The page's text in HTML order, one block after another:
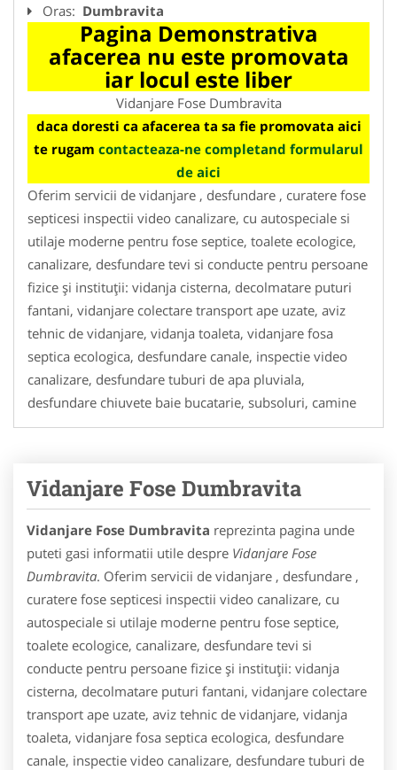
Oras: Dumbravita
Pagina Demonstrativa
afacerea nu este promovata
iar locul este liber
Vidanjare Fose Dumbravita
daca doresti ca afacerea ta sa fie promovata aici
te rugam contacteaza-ne completand formularul
de aici
Oferim servicii de vidanjare , desfundare , curatere fose
septicesi inspectii video canalizare, cu autospeciale si
utilaje moderne pentru fose septice, toalete ecologice,
canalizare, desfundare tevi si conducte pentru persoane
fizice și instituții: vidanja cisterna, decolmatare puturi
fantani, vidanjare colectare transport ape uzate, aviz
tehnic de vidanjare, vidanja toaleta, vidanjare fosa
septica ecologica, desfundare canale, inspectie video
canalizare, desfundare tuburi de apa pluviala,
desfundare chiuvete baie bucatarie, subsoluri, camine
Vidanjare Fose Dumbravita
Vidanjare Fose Dumbravita reprezinta pagina unde
puteti gasi informatii utile despre Vidanjare Fose
Dumbravita. Oferim servicii de vidanjare , desfundare ,
curatere fose septicesi inspectii video canalizare, cu
autospeciale si utilaje moderne pentru fose septice,
toalete ecologice, canalizare, desfundare tevi si
conducte pentru persoane fizice și instituții: vidanja
cisterna, decolmatare puturi fantani, vidanjare colectare
transport ape uzate, aviz tehnic de vidanjare, vidanja
toaleta, vidanjare fosa septica ecologica, desfundare
canale, inspectie video canalizare, desfundare tuburi de